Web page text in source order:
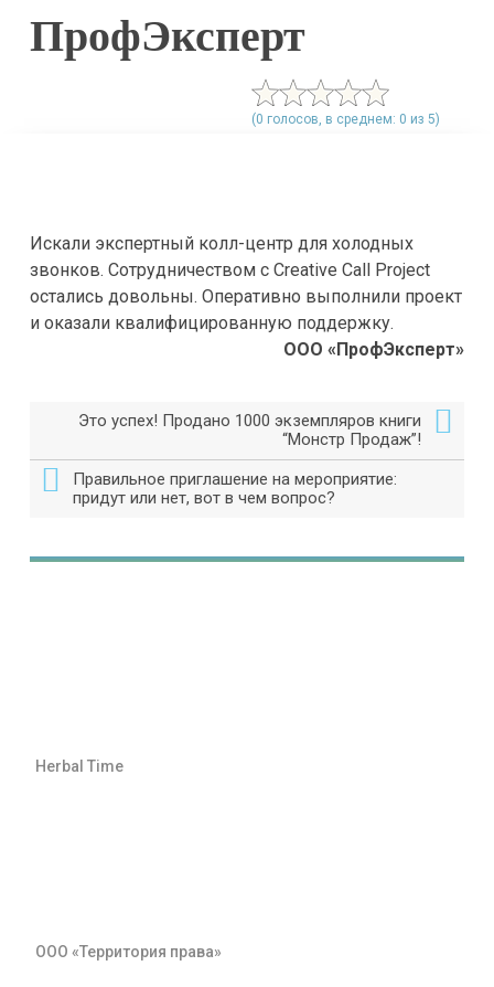
ПрофЭксперт
(0 голосов, в среднем: 0 из 5)
Искали экспертный колл-центр для холодных
звонков. Сотрудничеством с Creative Call Project
остались довольны. Оперативно выполнили проект
и оказали квалифицированную поддержку.
ООО «ПрофЭксперт»
Это успех! Продано 1000 экземпляров книги
“Монстр Продаж”!
Правильное приглашение на мероприятие:
придут или нет, вот в чем вопрос?
Herbal Time
ООО «Территория права»